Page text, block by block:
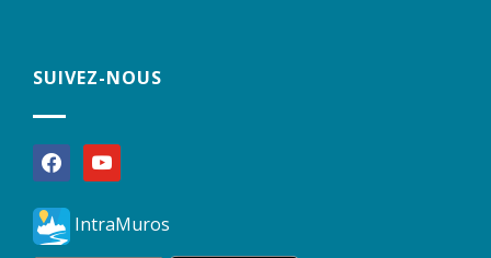
SUIVEZ-NOUS
facebookyoutube
IntraMuros